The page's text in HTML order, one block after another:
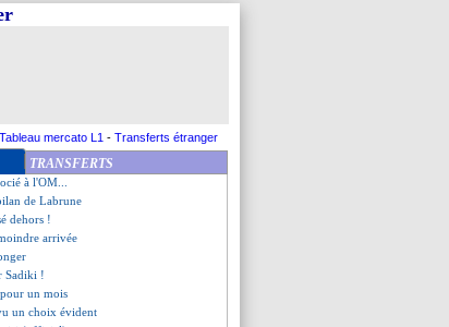
Tableau mercato L1 - Transferts étranger
TRANSFERTS
reste ouvert
Kurzawa
ses conditions
de la LFP !
à l'OM...
de Labrune
dehors !
arrivée
Sadiki !
un mois
un choix évident